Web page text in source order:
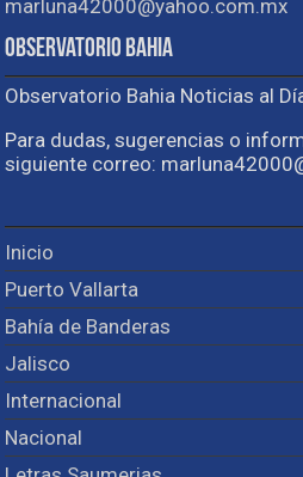
marluna42000@yahoo.com.mx
Observatorio Bahia
Observatorio Bahia Noticias al
Para dudas, sugerencias o
siguiente correo:
Inicio
Puerto Vallarta
Bahía de Banderas
Jalisco
Internacional
Nacional